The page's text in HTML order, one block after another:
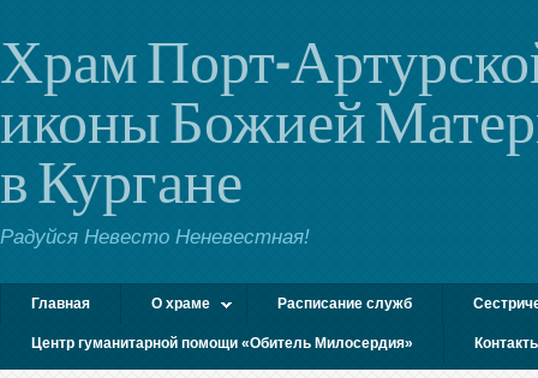
Храм Порт-
иконы Божией
в Кургане
Радуйся Невесто Неневестная!
Главная О храме Расписание служб
Центр гуманитарной помощи «Обитель Милосердия»